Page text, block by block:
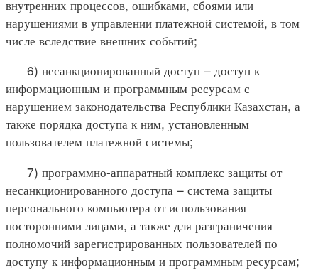
внутренних процессов, ошибками, сбоями или
нарушениями в управлении платежной системой, в том
числе вследствие внешних событий;
6) несанкционированный доступ – доступ к
информационным и программным ресурсам с
нарушением законодательства Республики Казахстан, а
также порядка доступа к ним, установленным
пользователем платежной системы;
7) программно-аппаратный комплекс защиты от
несанкционированного доступа – система защиты
персонального компьютера от использования
посторонними лицами, а также для разграничения
полномочий зарегистрированных пользователей по
доступу к информационным и программным ресурсам;